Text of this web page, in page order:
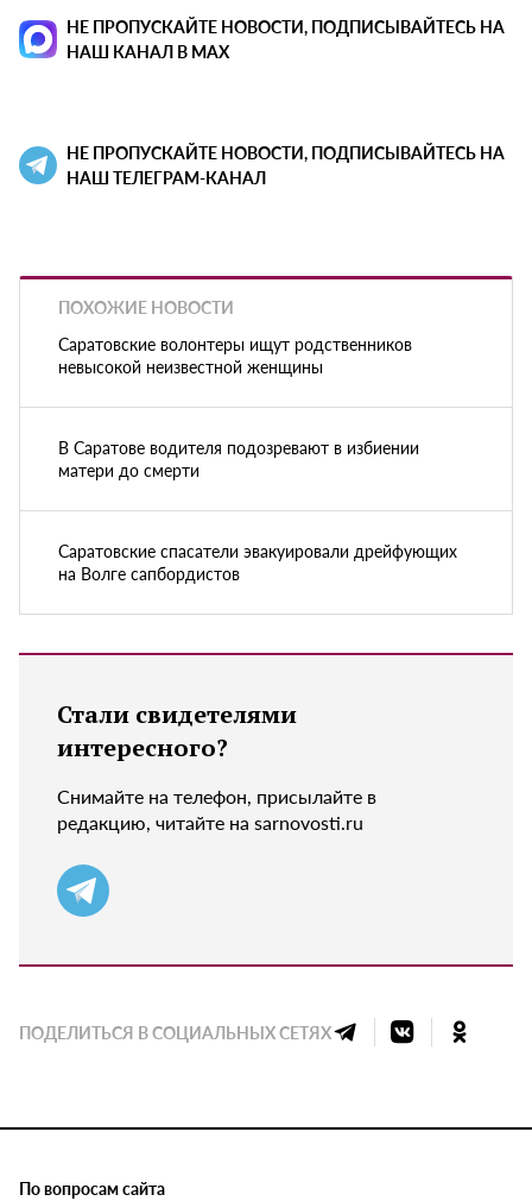
НЕ ПРОПУСКАЙТЕ НОВОСТИ, ПОДПИСЫВАЙТЕСЬ НА
НАШ КАНАЛ В MAX
НЕ ПРОПУСКАЙТЕ НОВОСТИ, ПОДПИСЫВАЙТЕСЬ НА
НАШ ТЕЛЕГРАМ-КАНАЛ
ПОХОЖИЕ НОВОСТИ
Саратовские волонтеры ищут родственников
невысокой неизвестной женщины
В Саратове водителя подозревают в избиении
матери до смерти
Саратовские спасатели эвакуировали дрейфующих
на Волге сапбордистов
Стали свидетелями
интересного?
Снимайте на телефон, присылайте в
редакцию, читайте на sarnovosti.ru
ПОДЕЛИТЬСЯ В СОЦИАЛЬНЫХ СЕТЯХ
По вопросам сайта